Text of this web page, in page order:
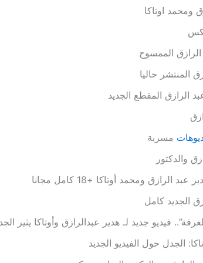
ومحمد اوتاكا
الممسوح
المنتشر حاليا
الرازق المقطع الجديد
مسربة
والدكتور
الرازق ومحمد أوتاكا +18 كامل مجانا
الجديد كامل
فيديو جديد لـ هدير عبدالرازق وأوتاكا يثير
الجدل حول الفيديو الجديد